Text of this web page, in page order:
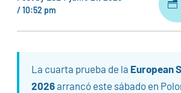
/10:52 pm
La cuarta prueba de la European
2026arrancó este sábado en